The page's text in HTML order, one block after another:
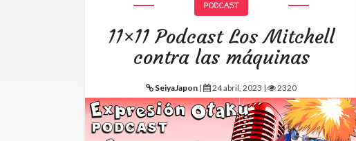
PODCAST
11×11 Podcast Los Mitchell
contra las máquinas
SeiyaJapon | 24 abril, 2023 | 2320